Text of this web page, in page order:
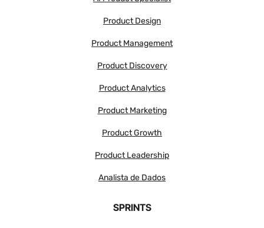
Product Design
Product Management
Product Discovery
Product Analytics
Product Marketing
Product Growth
Product Leadership
Analista de Dados
SPRINTS